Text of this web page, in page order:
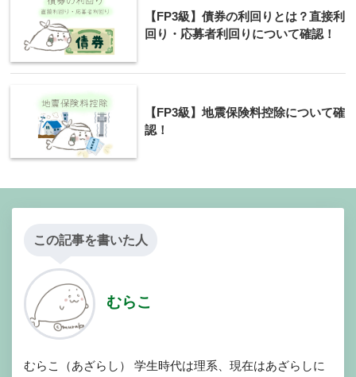
【FP3級】債券の利回りとは？直接利
回り・応募者利回りについて確認！
【FP3級】地震保険料控除について確
認！
この記事を書いた人
むらこ
むらこ（あざらし） 学生時代は理系、現在はあざらしに